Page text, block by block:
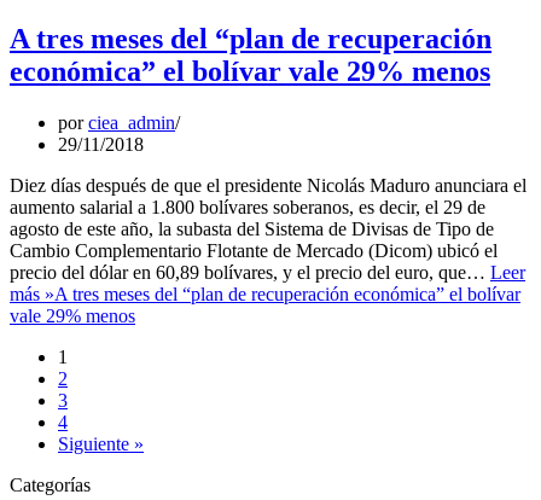
A tres meses del “plan de recuperación
económica” el bolívar vale 29% menos
porciea_admin
29/11/2018
Diez días después de que el presidente Nicolás Maduro anunciara el
aumento salarial a 1.800 bolívares soberanos, es decir, el 29 de
agosto de este año, la subasta del Sistema de Divisas de Tipo de
Cambio Complementario Flotante de Mercado (Dicom) ubicó el
precio del dólar en 60,89 bolívares, y el precio del euro, que… Leer
más »A tres meses del “plan de recuperación económica” el bolívar
vale 29% menos
1
2
3
4
Siguiente »
Categorías